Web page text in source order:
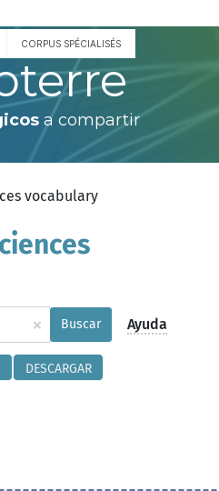
CORPUS SPÉCIALISÉS
a compartir
vocabulary
× Buscar Ayuda
DESCARGAR